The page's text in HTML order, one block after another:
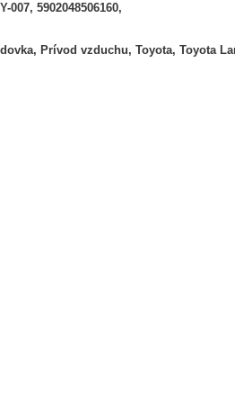
007, 5902048506160,
, Prívod vzduchu,Toyota,Toyota